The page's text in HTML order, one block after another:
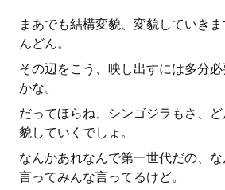
まあでも結構変貌、変貌していき
んどん。
その辺をこう、映し出すには多分
かな。
だってほらね、シンゴジラもさ、
貌していくでしょ。
なんかあれなんで第一世代だの、
言ってみんな言ってるけど。